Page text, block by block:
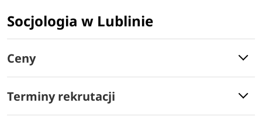
Socjologia w Lublinie
Ceny
Terminy rekrutacji